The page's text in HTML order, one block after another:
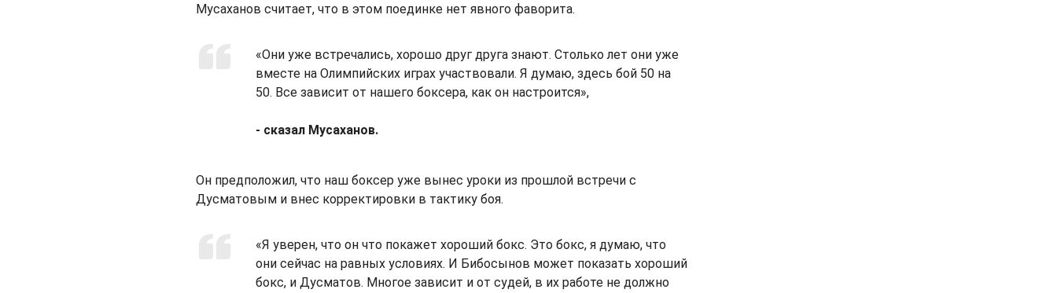
Мусаханов считает, что в этом поединке нет явного фаворита.
«Они уже встречались, хорошо друг друга знают. Столько лет они уже
вместе на Олимпийских играх участвовали. Я думаю, здесь бой 50 на
50. Все зависит от нашего боксера, как он настроится»,
- сказал Мусаханов.
Он предположил, что наш боксер уже вынес уроки из прошлой встречи с
Дусматовым и внес корректировки в тактику боя.
«Я уверен, что он что покажет хороший бокс. Это бокс, я думаю, что
они сейчас на равных условиях. И Бибосынов может показать хороший
бокс, и Дусматов. Многое зависит и от судей, в их работе не должно